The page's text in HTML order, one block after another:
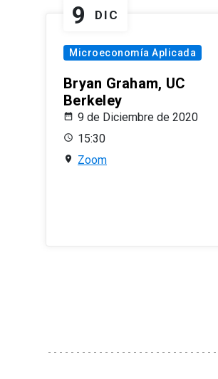
9 DIC
Microeconomía Aplicada
Bryan Graham, UC
Berkeley
9 de Diciembre de 2020
15:30
Zoom